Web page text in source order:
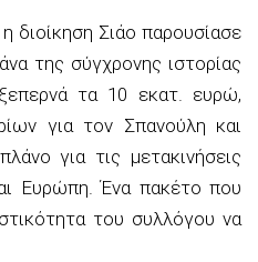
διοίκηση Σιάο παρουσίασε
της σύγχρονης ιστορίας
τα 10 εκατ. ευρώ,
για τον Σπανούλη και
για τις μετακινήσεις
Ευρώπη. Ένα πακέτο που
του συλλόγου να